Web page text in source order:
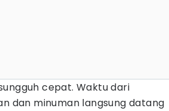
cepat. Waktu dari
dan minuman langsung datang